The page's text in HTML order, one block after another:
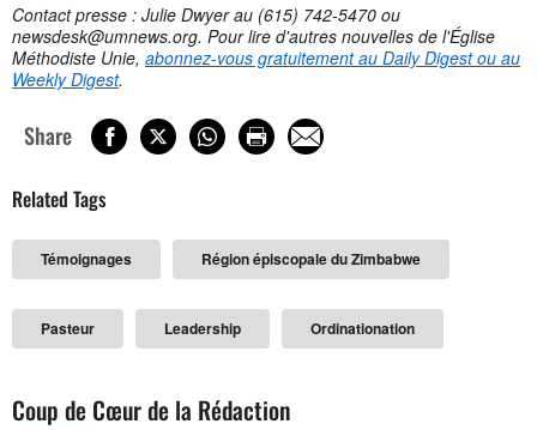
Contact presse : Julie Dwyer au (615) 742-5470 ou
newsdesk@umnews.org. Pour lire d'autres nouvelles de l'Église
Méthodiste Unie, abonnez-vous gratuitement au Daily Digest ou au
Weekly Digest.
Share
Related Tags
Témoignages Région épiscopale du Zimbabwe
Pasteur Leadership Ordinationation
Coup de Cœur de la Rédaction